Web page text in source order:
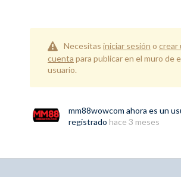
Necesitas iniciar sesión o crear
cuenta para publicar en el muro de
usuario.
mm88wowcom ahora es un
registrado hace 3 meses